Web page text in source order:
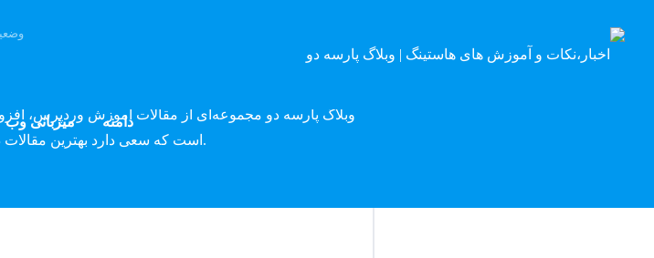
میزبانی وب دامنه
وبلاگ پارسه دو مجموعه‌ای از مقالات آموزش وردپرس،
است که سعی دارد بهترین مقالات در این زمینه ارائه دهد.